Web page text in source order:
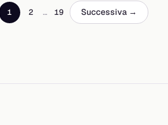
1 2 … 19 Successiva →